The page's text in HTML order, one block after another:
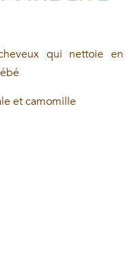
qui nettoie en
et camomille